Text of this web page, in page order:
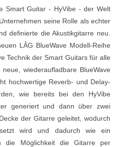
Smart Guitar - HyVibe - der Welt
seine Rolle als echter
definierte die Akustikgitarre neu.
LÂG BlueWave Modell-Reihe
Technik der Smart Guitars für alle
wiederaufladbare BlueWave
hochwertige Reverb- und Delay-
wie bereits bei den HyVibe
generiert und dann über zwei
der Gitarre geleitet, wodurch
wird und dadurch wie ein
die Möglichkeit die Gitarre per